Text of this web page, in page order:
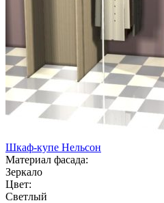
Шкаф-купе Нельсон
Материал фасада:
Зеркало
Цвет:
Светлый